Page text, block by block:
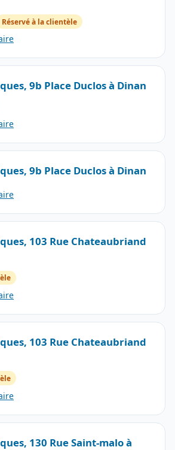
Réservé à la clientèle
9b Place Duclos à Dinan
9b Place Duclos à Dinan
103 Rue Chateaubriand
103 Rue Chateaubriand
130 Rue Saint-malo à